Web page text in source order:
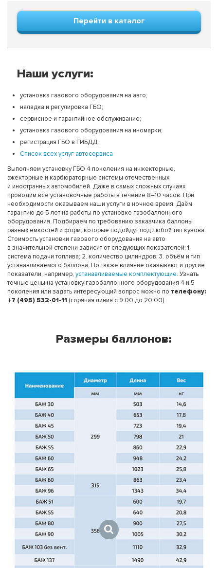
Перейти в каталог
Наши услуги:
установка газового оборудования на авто;
наладка и регулировка ГБО;
сервисное и гарантийное обслуживание;
установка газового оборудования на иномарки;
регистрация ГБО в ГИБДД;
Список всех услуг автосервиса
Выполняем установку ГБО 4 поколения на инжекторные,
эжекторные и карбюраторные системы отечественных
и иностранных автомобилей. Даже в самых сложных случаях
проводим все установочные работы в течение 8–10 часов. При
необходимости оказываем наши услуги в ночное время. Даём
гарантию до 5 лет на работы по установке газобаллонного
оборудования. Подбираем по требованию заказчика баллоны
разных ёмкостей и форм, которые подойдут под любой тип кузова.
Стоимость установки газового оборудования на авто
в значительной степени зависит от следующих показателей: 1.
система подачи топлива; 2. количество цилиндров; 3. объём и тип
устанавливаемого баллона; Но также влияние оказывают и другие
показатели, например, устанавливаемые комплектующие. Узнать
точные цены на установку газобаллонного оборудования 4 и 5
поколения или задать интересующий вопрос можно по телефону:
+7 (495) 532-01-11 (горячая линия с 9:00 до 20:00).
Размеры баллонов: